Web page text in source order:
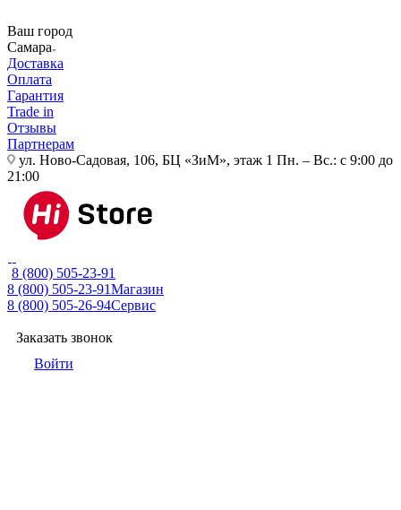
Ваш город
Самара
Доставка
Оплата
Гарантия
Trade in
Отзывы
Партнерам
ул. Ново-Садовая, 106, БЦ «ЗиМ», этаж 1 Пн. – Вс.: с 9:00 до
21:00
8 (800) 505-23-91
8 (800) 505-23-91Магазин
8 (800) 505-26-94Сервис
Заказать звонок
Войти